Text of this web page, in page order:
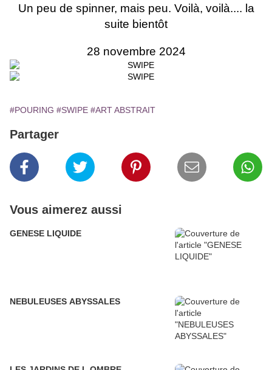
Un peu de spinner, mais peu. Voilà, voilà.... la
suite bientôt
28 novembre 2024
#POURING #SWIPE #ART ABSTRAIT
Partager
Vous aimerez aussi
GENESE LIQUIDE
NEBULEUSES ABYSSALES